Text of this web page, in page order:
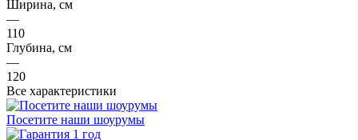
Ширина, см
—
110
Глубина, см
—
120
Все характеристики
Посетите наши шоурумы